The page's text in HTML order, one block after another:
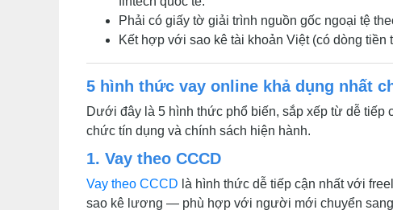
Phải có giấy tờ giải trình nguồn gốc ngoại tệ
Kết hợp với sao kê tài khoản Việt (có dòng
5 hình thức vay online khả dụng nhất
Dưới đây là 5 hình thức phổ biến, sắp xếp từ dễ tiếp
chức tín dụng và chính sách hiện hành.
1. Vay theo CCCD
Vay theo CCCD là hình thức dễ tiếp cận nhất với
sao kê lương — phù hợp với người mới chuyển